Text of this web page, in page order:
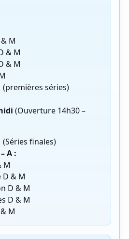
M
& M
& M
(premières séries)
(Ouverture 14h30 –
(Séries finales)
A :
M
D & M
D & M
D & M
M